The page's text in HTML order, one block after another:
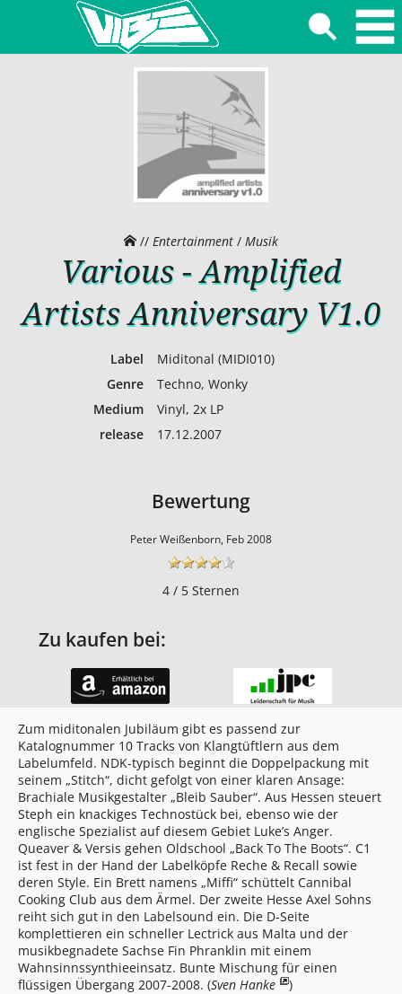
// Entertainment / Musik
Various - Amplified
Artists Anniversary V1.0
Label
Miditonal (MIDI010)
Genre
Techno, Wonky
Medium
Vinyl, 2x LP
release
17.12.2007
Bewertung
Peter Weißenborn, Feb 2008
4 / 5 Sternen
Zu kaufen bei:
Zum miditonalen Jubiläum gibt es passend zur
Katalognummer 10 Tracks von Klangtüftlern aus dem
Labelumfeld. NDK-typisch beginnt die Doppelpackung mit
seinem „Stitch“, dicht gefolgt von einer klaren Ansage:
Brachiale Musikgestalter „Bleib Sauber“. Aus Hessen steuert
Steph ein knackiges Technostück bei, ebenso wie der
englische Spezialist auf diesem Gebiet Luke’s Anger.
Queaver & Versis gehen Oldschool „Back To The Boots“. C1
ist fest in der Hand der Labelköpfe Reche & Recall sowie
deren Style. Ein Brett namens „Miffi“ schüttelt Cannibal
Cooking Club aus dem Ärmel. Der zweite Hesse Axel Sohns
reiht sich gut in den Labelsound ein. Die D-Seite
komplettieren ein schneller Lectrick aus Malta und der
musikbegnadete Sachse Fin Phranklin mit einem
Wahnsinnssynthieeinsatz. Bunte Mischung für einen
flüssigen Übergang 2007-2008. (Sven Hanke )